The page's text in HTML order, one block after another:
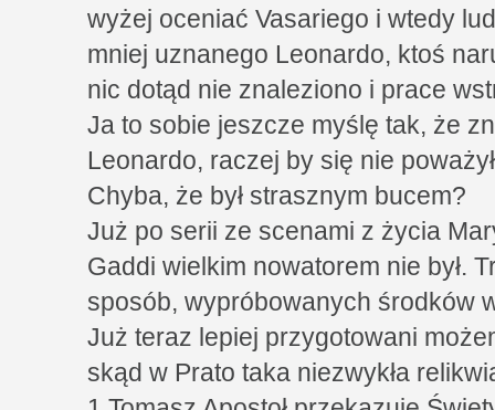
wyżej oceniać Vasariego i wtedy
mniej uznanego Leonardo, ktoś
nic dotąd nie znaleziono i prace
Ja to sobie jeszcze myślę tak, że
Leonardo, raczej by się nie
Chyba, że był strasznym bucem?
Już po serii ze scenami z życia
Gaddi wielkim nowatorem nie był.
sposób, wypróbowanych środków
Już teraz lepiej przygotowani
skąd w Prato taka niezwykła